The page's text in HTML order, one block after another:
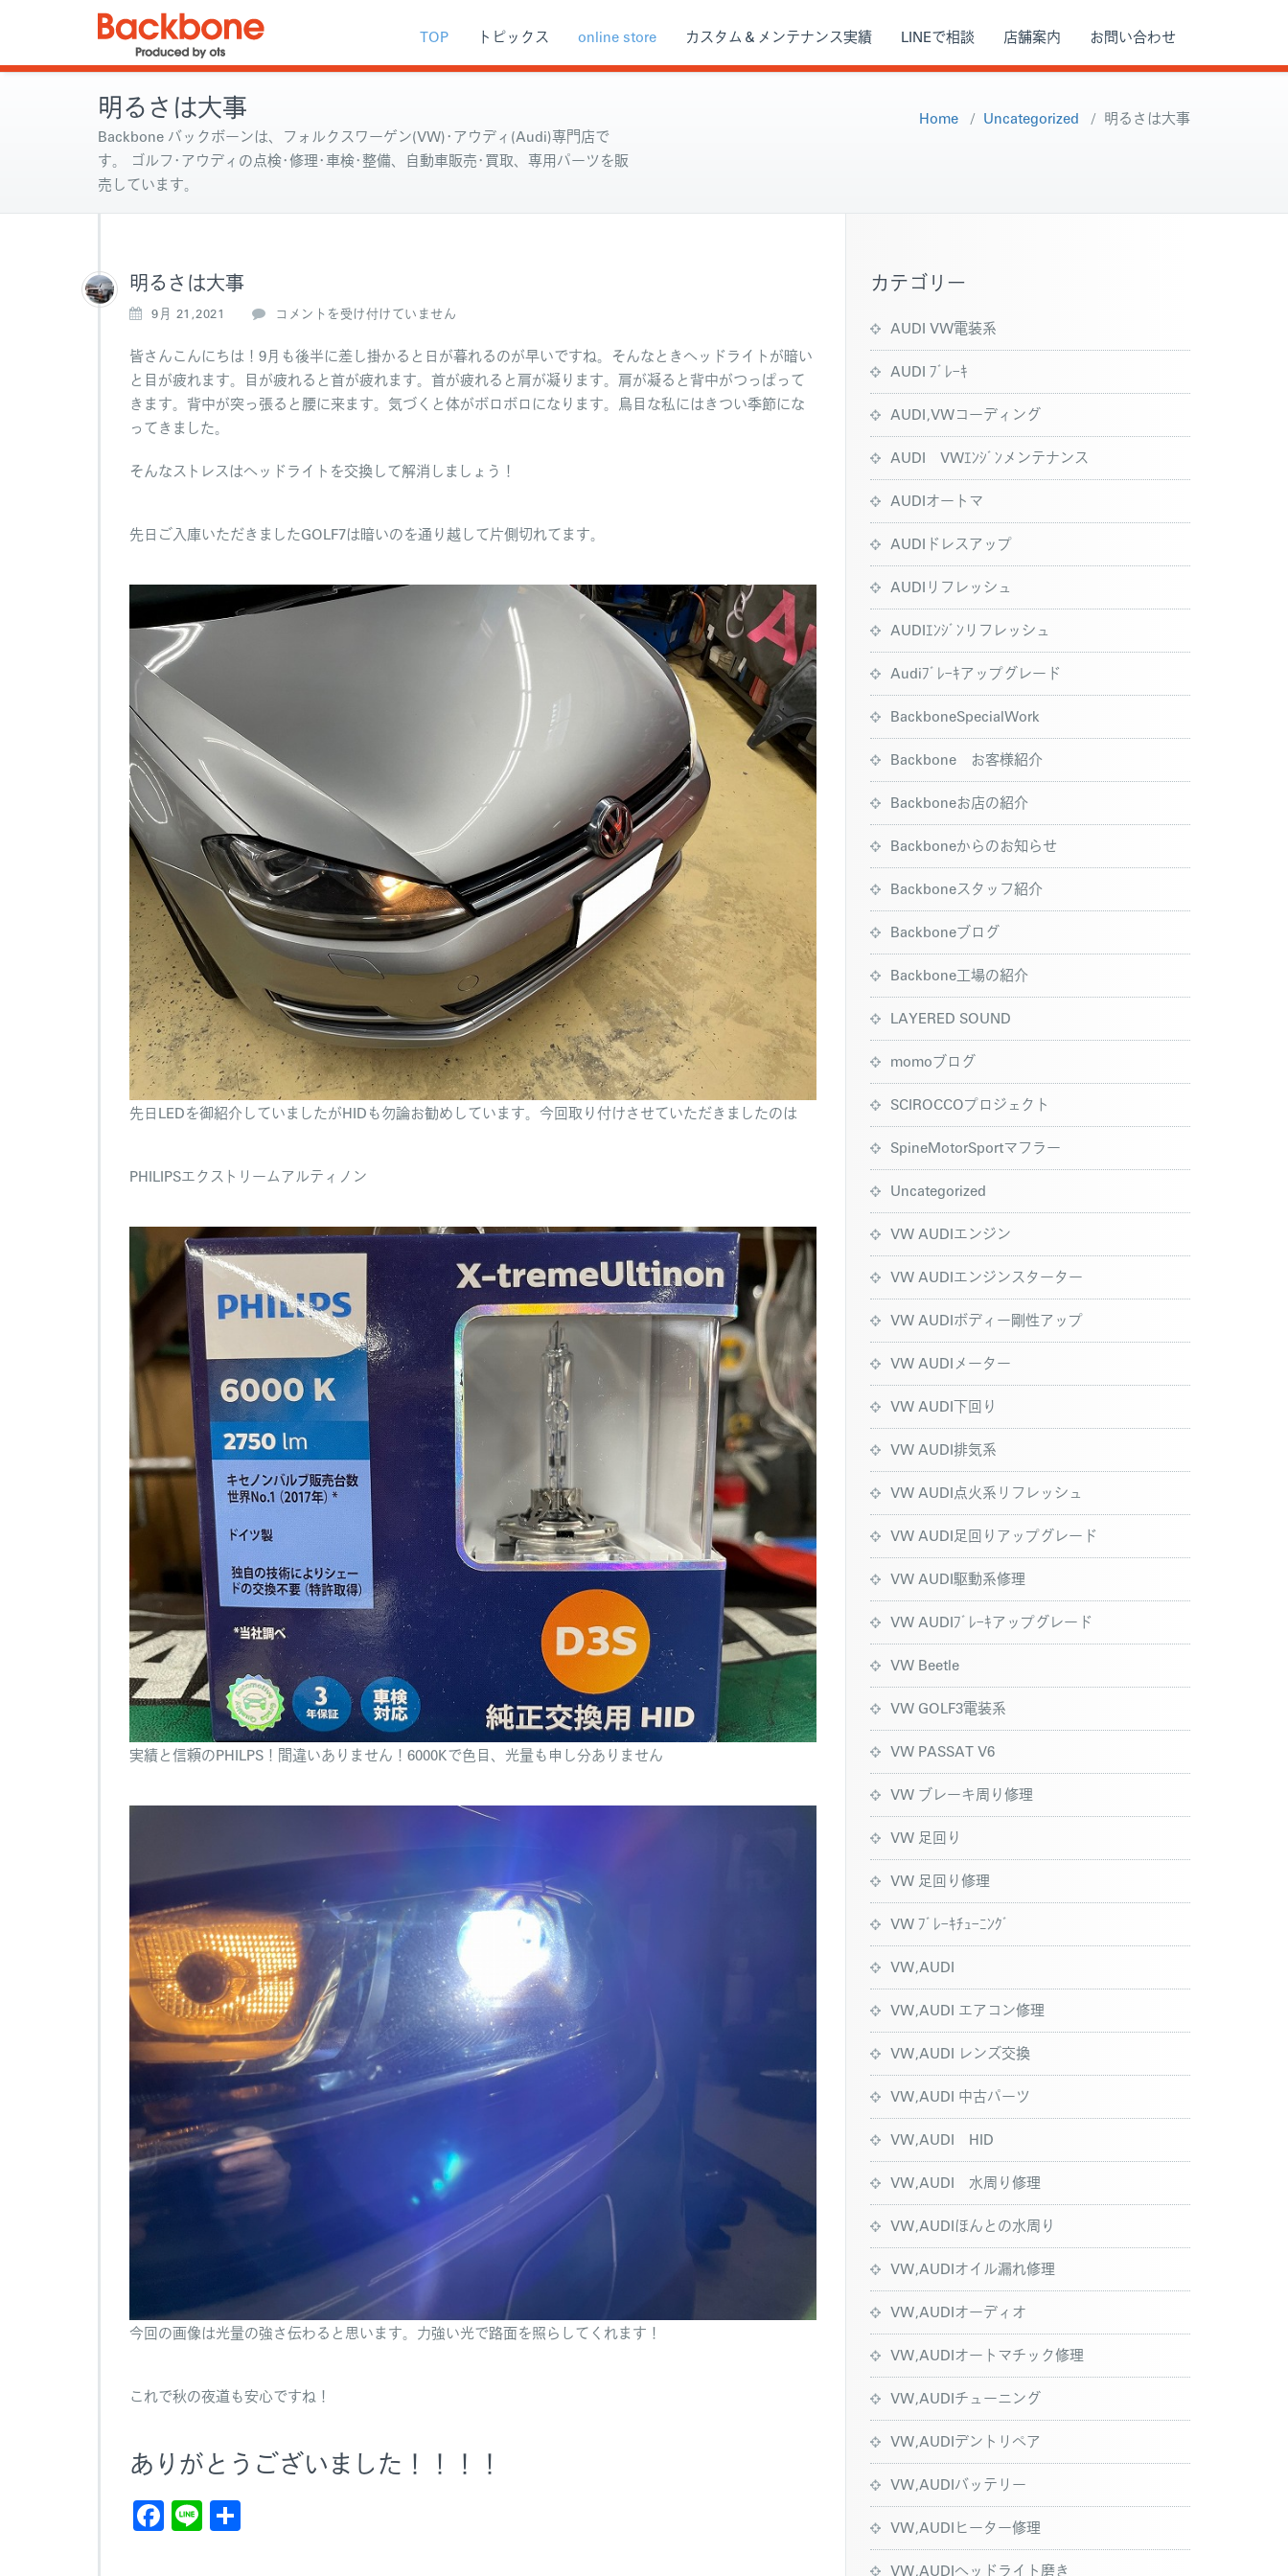
TOP トピックス online store カスタム＆メンテナンス実績 LINEで相談 店舗案内 お問い合わせ
明るさは大事
Backbone バックボーンは、フォルクスワーゲン(VW)･アウディ(Audi)専門店で
す。 ゴルフ･アウディの点検･修理･車検･整備、自動車販売･買取、専用パーツを販
売しています。
Home / Uncategorized / 明るさは大事
明るさは大事
9月 21,2021
明
さ
は
大
事
コメントを受け付けていません
皆さんこんにちは！9月も後半に差し掛かると日が暮れるのが早いですね。そんなときヘッドライトが暗い
と目が疲れます。目が疲れると首が疲れます。首が疲れると肩が凝ります。肩が凝ると背中がつっぱって
きます。背中が突っ張ると腰に来ます。気づくと体がボロボロになります。鳥目な私にはきつい季節にな
ってきました。
そんなストレスはヘッドライトを交換して解消しましょう！
先日ご入庫いただきましたGOLF7は暗いのを通り越して片側切れてます。
先日LEDを御紹介していましたがHIDも勿論お勧めしています。今回取り付けさせていただきましたのは
PHILIPSエクストリームアルティノン
実績と信頼のPHILPS！間違いありません！6000Kで色目、光量も申し分ありません
今回の画像は光量の強さ伝わると思います。力強い光で路面を照らしてくれます！
これで秋の夜道も安心ですね！
ありがとうございました！！！！
F Li
カテゴリー
AUDI VW電装系
AUDI ﾌﾞﾚｰｷ
AUDI,VWコーディング
AUDI VWｴﾝｼﾞﾝメンテナンス
AUDIオートマ
AUDIドレスアップ
AUDIリフレッシュ
AUDIｴﾝｼﾞﾝリフレッシュ
Audiﾌﾞﾚｰｷアップグレード
BackboneSpecialWork
Backbone お客様紹介
Backboneお店の紹介
Backboneからのお知らせ
Backboneスタッフ紹介
Backboneブログ
Backbone工場の紹介
LAYERED SOUND
momoブログ
SCIROCCOプロジェクト
SpineMotorSportマフラー
Uncategorized
VW AUDIエンジン
VW AUDIエンジンスターター
VW AUDIボディー剛性アップ
VW AUDIメーター
VW AUDI下回り
VW AUDI排気系
VW AUDI点火系リフレッシュ
VW AUDI足回りアップグレード
VW AUDI駆動系修理
VW AUDIﾌﾞﾚｰｷアップグレード
VW Beetle
VW GOLF3電装系
VW PASSAT V6
VW ブレーキ周り修理
VW 足回り
VW 足回り修理
VW ﾌﾞﾚｰｷﾁｭｰﾆﾝｸﾞ
VW,AUDI
VW,AUDI エアコン修理
VW,AUDI レンズ交換
VW,AUDI 中古パーツ
VW,AUDI HID
VW,AUDI 水周り修理
VW,AUDIほんとの水周り
VW,AUDIオイル漏れ修理
VW,AUDIオーディオ
VW,AUDIオートマチック修理
VW,AUDIチューニング
VW,AUDIデントリペア
VW,AUDIバッテリー
VW,AUDIヒーター修理
VW,AUDIヘッドライト磨き